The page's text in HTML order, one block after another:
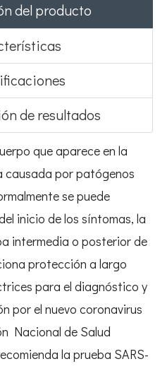
del producto
de resultados
que aparece en la
por patógenos
se puede
inicio de los síntomas, la
intermedia o posterior de
protección a largo
para el diagnóstico y
por el nuevo coronavirus
Nacional de Salud
la prueba SARS-